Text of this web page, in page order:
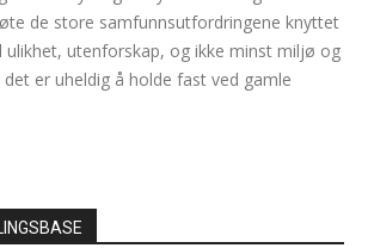
de store samfunnsutfordringene knyttet
ulikhet, utenforskap, og ikke minst miljø og
er uheldig å holde fast ved gamle